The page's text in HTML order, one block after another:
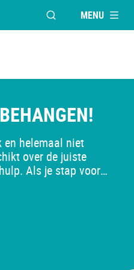
VENSTER OPENEN
MENU
en helemaal niet
over de juiste
Als je stap voor